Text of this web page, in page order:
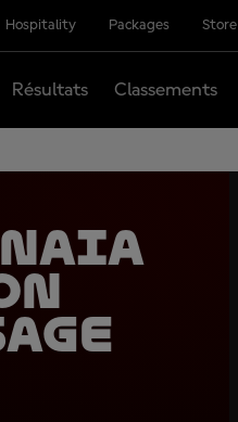
Hospitality Packages Store
Résultats Classements